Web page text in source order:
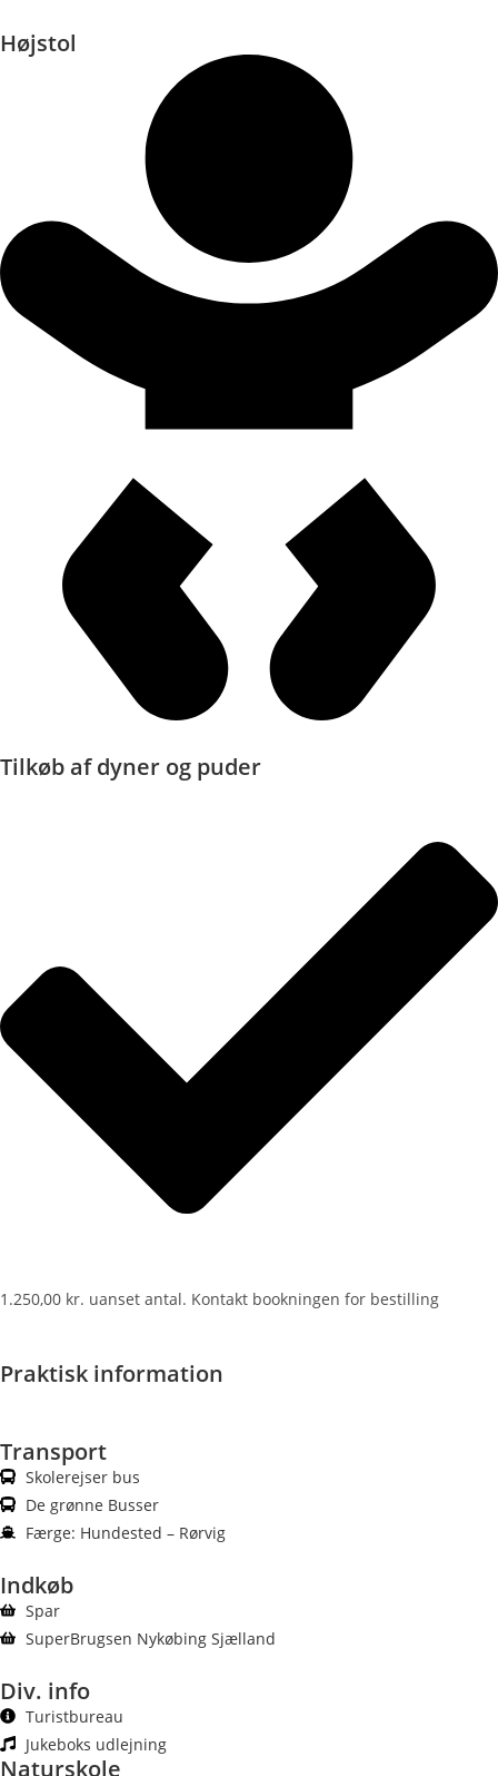
Højstol
Tilkøb af dyner og puder
1.250,00 kr. uanset antal. Kontakt bookningen for bestilling
Praktisk information
Transport
Skolerejser bus
De grønne Busser
Færge: Hundested – Rørvig
Indkøb
Spar
SuperBrugsen Nykøbing Sjælland
Div. info
Turistbureau
Jukeboks udlejning
Naturskole